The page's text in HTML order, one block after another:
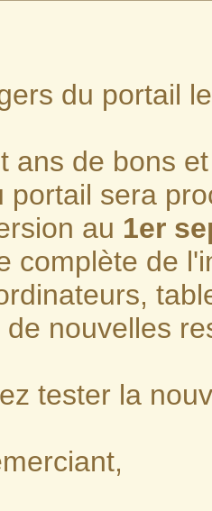
du portail
ans de bons
portail sera
au 1er
complète de
nouvelles
tester la